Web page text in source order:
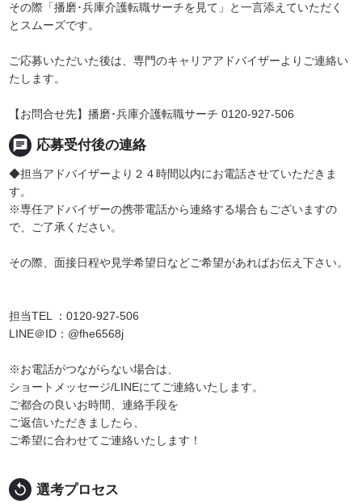
その際「播磨･兵庫介護転職サーチを見て」と一言添えていただく
とスムーズです。
ご応募いただいた後は、専門のキャリアアドバイザーよりご連絡い
たします。
【お問合せ先】播磨･兵庫介護転職サーチ 0120-927-506
chat 応募受付後の連絡
◆担当アドバイザーより２４時間以内にお電話させていただきま
す。
※専任アドバイザーの携帯電話から連絡する場合もございますの
で、ご了承ください。
その際、面接日程や見学希望日などご希望があればお伝え下さい。
担当TEL ：0120-927-506
LINE＠ID：@fhe6568j
※お電話がつながらない場合は、
ショートメッセージ/LINEにてご連絡いたします。
ご都合の良いお時間、連絡手段を
ご返信いただきましたら、
ご希望に合わせてご連絡いたします！
replay 選考プロセス